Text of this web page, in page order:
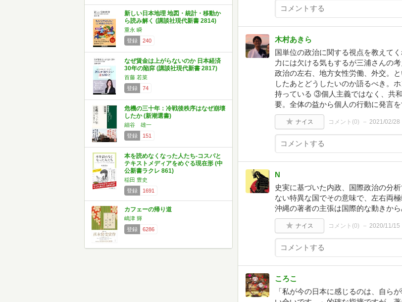
新しい日本地理 地図・統計・移動か
ら読み解く (講談社現代新書 2814)
重永 瞬
登録
240
なぜ賃金は上がらないのか 日本経済
30年の陥穽 (講談社現代新書 2817)
首藤 若菜
登録
74
危機の三十年：冷戦後秩序はなぜ崩壊
したか (新潮選書)
細谷 雄一
登録
151
本を読めなくなった人たち-コスパと
テキストメディアをめぐる現在形 (中
公新書ラクレ 861)
稲田 豊史
登録
1691
カフェーの帰り道
嶋津 輝
登録
6286
木村あきら
国単位の政治に関する視点を教えて
力には欠ける気もするが三浦さんの
政治の左右、地方女性労働、外交。
したあとどうしたいのか語るべき。
持っている ③個人主義ではなく、共
要。全体の益から個人の行動に発言
ナイス コメント(0) 2021/02/28
N
史実に基づいた内政、国際政治の分
ない特異な国でその意味で、左右両
沖縄の著者の主張は国際的な動きから
ナイス コメント(0) 2020/11/15
ころこ
「私が今の日本に感じるのは、自ら